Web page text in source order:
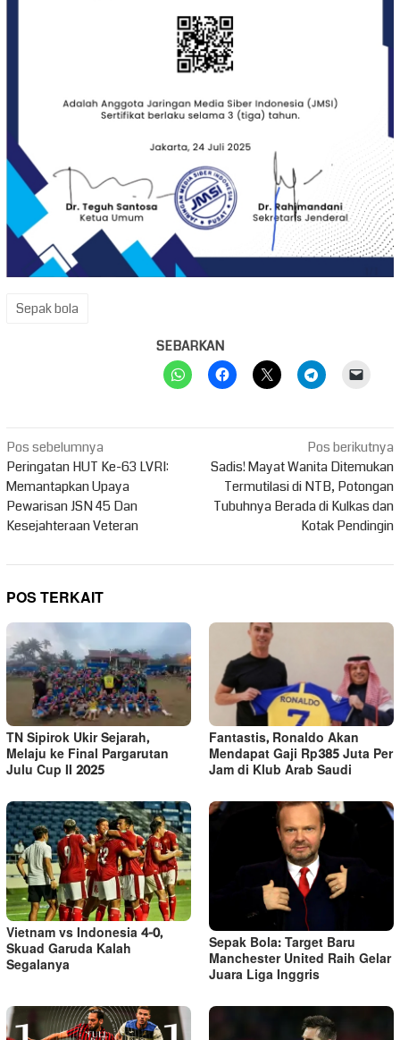
Sepak bola
SEBARKAN
Navigasi
pos
Pos sebelumnya
Peringatan HUT Ke-63 LVRI:
Memantapkan Upaya
Pewarisan JSN 45 Dan
Kesejahteraan Veteran
Pos berikutnya
Sadis! Mayat Wanita Ditemukan
Termutilasi di NTB, Potongan
Tubuhnya Berada di Kulkas dan
Kotak Pendingin
POS TERKAIT
TN Sipirok Ukir Sejarah,
Melaju ke Final Pargarutan
Julu Cup II 2025
Fantastis, Ronaldo Akan
Mendapat Gaji Rp385 Juta Per
Jam di Klub Arab Saudi
Vietnam vs Indonesia 4-0,
Skuad Garuda Kalah
Segalanya
Sepak Bola: Target Baru
Manchester United Raih Gelar
Juara Liga Inggris